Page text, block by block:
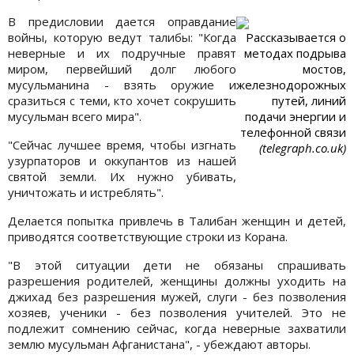
Рассказывается о
методах подрыва
мостов,
железнодорожных
путей, линий
подачи энергии и
телефонной связи
(telegraph.co.uk)
В предисловии дается оправдание
войны, которую ведут талибы: "Когда
неверные и их подручные правят
миром, первейший долг любого
мусульманина - взять оружие и
сразиться с теми, кто хочет сокрушить
мусульман всего мира".
"Сейчас лучшее время, чтобы изгнать
узурпаторов и оккупантов из нашей
святой земли. Их нужно убивать,
уничтожать и истреблять".
Делается попытка привлечь в Талибан женщин и детей,
приводятся соответствующие строки из Корана.
"В этой ситуации дети не обязаны спрашивать
разрешения родителей, женщины должны уходить на
джихад без разрешения мужей, слуги - без позволения
хозяев, ученики - без позволения учителей. Это не
подлежит сомнению сейчас, когда неверные захватили
землю мусульман Афганистана", - убеждают авторы.